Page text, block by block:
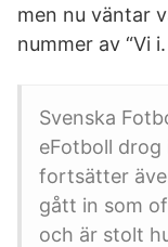
men nu väntar
nummer av “Vi i.
Svenska
eFotboll drog
fortsätter
gått in som
och är stolt